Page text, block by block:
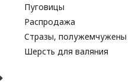
Пуговицы
Распродажа
Стразы, полужемчужены
Шерсть для валяния